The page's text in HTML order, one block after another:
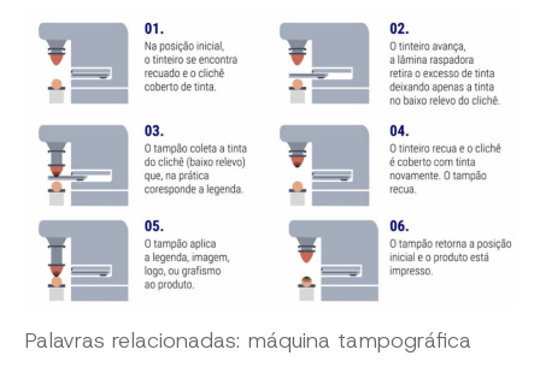
Palavras relacionadas: máquina tampográfica